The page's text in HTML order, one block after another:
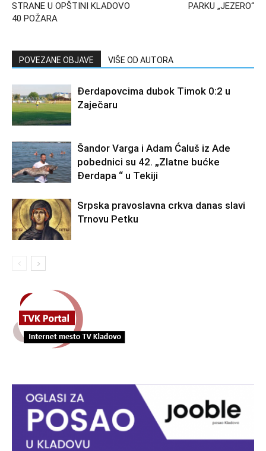
STRANE U OPŠTINI KLADOVO
40 POŽARA
PARKU „JEZERO“
POVEZANE OBJAVE VIŠE OD AUTORA
Đerdapovcima dubok Timok 0:2 u
Zaječaru
Šandor Varga i Adam Ćaluš iz Ade
pobednici su 42. „Zlatne bućke
Đerdapa “ u Tekiji
Srpska pravoslavna crkva danas slavi
Trnovu Petku